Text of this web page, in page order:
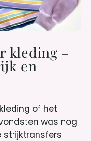
kleding –
en
of het
was nog
strijktransfers